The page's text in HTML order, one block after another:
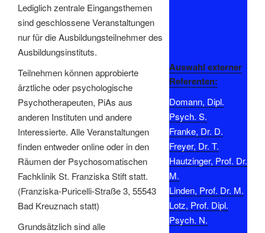
Lediglich zentrale Eingangsthemen
sind geschlossene Veranstaltungen
nur für die Ausbildungsteilnehmer des
Ausbildungsinstituts.
Teilnehmen können approbierte
ärztliche oder psychologische
Psychotherapeuten, PiAs aus
anderen Instituten und andere
Interessierte. Alle Veranstaltungen
finden entweder online oder in den
Räumen der Psychosomatischen
Fachklinik St. Franziska Stift statt.
(Franziska-Puricelli-Straße 3, 55543
Bad Kreuznach statt)
Grundsätzlich sind alle
Auswahl externer
Referenten:
Domann, Dipl.
Psych. S.
Franke, Dr. D.
Freyer, Dr. T.
Hautzinger, Prof. Dr.
M.
Linden, Prof. Dr. M.
Lotz, Prof. Dipl.
Psych. N.